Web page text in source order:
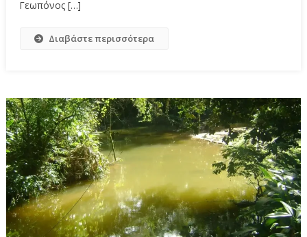
Γεωπόνος […]
Διαβάστε περισσότερα